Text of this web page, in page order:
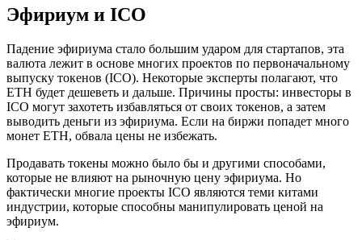
Эфириум и ICO
Падение эфириума стало большим ударом для стартапов, эта
валюта лежит в основе многих проектов по первоначальному
выпуску токенов (ICO). Некоторые эксперты полагают, что
ETH будет дешеветь и дальше. Причины просты: инвесторы в
ICO могут захотеть избавляться от своих токенов, а затем
выводить деньги из эфириума. Если на биржи попадет много
монет ETH, обвала цены не избежать.
Продавать токены можно было бы и другими способами,
которые не влияют на рыночную цену эфириума. Но
фактически многие проекты ICO являются теми китами
индустрии, которые способны манипулировать ценой на
эфириум.